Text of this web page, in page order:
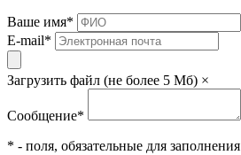
Ваше имя*
E-mail*
Загрузить файл (не более 5 Мб) ×
Сообщение*
* - поля, обязательные для заполнения